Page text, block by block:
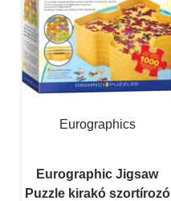
Eurographics
Eurographic Jigsaw
Puzzle kirakó szortírozó